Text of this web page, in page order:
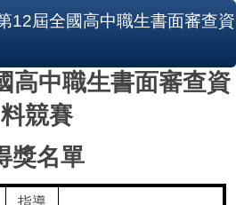
12屆全國高中職生書面審查資
高中職生書面審查資
料競賽
獎名單